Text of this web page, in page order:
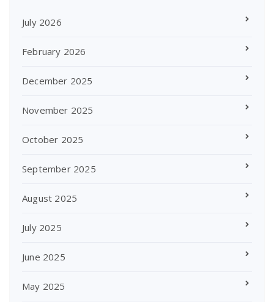
July 2026
February 2026
December 2025
November 2025
October 2025
September 2025
August 2025
July 2025
June 2025
May 2025